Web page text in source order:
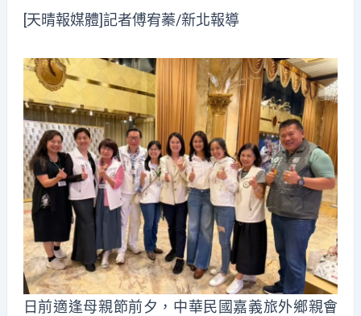
[天晴報媒體]記者傅宥蓁/新北報導
日前適逢母親節前夕，中華民國嘉義旅外鄉親會